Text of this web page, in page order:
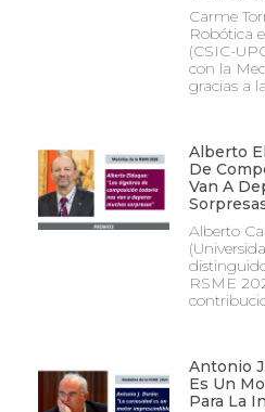
Carme
Robótica
(CSIC-
con la
gracias a
Alberto
De
Van A
Alberto
RSME
Antonio
Es Un
Para La